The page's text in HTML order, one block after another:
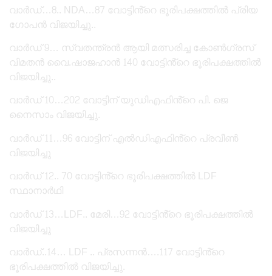
വാർഡ്…8.. NDA…87 വോട്ടിൻ്റെ ഭൂരിപക്ഷത്തിൽ പ്രിയ
ഗോപൻ വിജയിച്ചു..
വാർഡ് 9… സ്വതന്ത്രൻ ആയി മത്സരിച്ച കോൺഗ്രസ്
വിമതൻ വൈ.ഷാജഹാൻ 140 വോട്ടിൻ്റെ ഭൂരിപക്ഷത്തിൽ
വിജയിച്ചു..
വാർഡ് 10…202 വോട്ടിന് യുഡിഎഫിൻ്റെ പി. ജെ
നൈസാം വിജയിച്ചു.
വാർഡ് 11…96 വോട്ടിന് എൽഡിഎഫിൻ്റെ പ്രവീൺ
വിജയിച്ചു
വാർഡ് 12.. 70 വോട്ടിൻ്റെ ഭൂരിപക്ഷത്തിൽ LDF
സ്ഥാനാർഥി
വാർഡ് 13…LDF.. മേരി…92 വോട്ടിൻ്റെ ഭൂരിപക്ഷത്തിൽ
വിജയിച്ചു
വാർഡ്..14… LDF .. പ്രസന്നൻ….117 വോട്ടിൻ്റെ
ഭൂരിപക്ഷത്തിൽ വിജയിച്ചു.